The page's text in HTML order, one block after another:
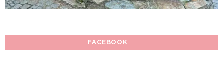
FACEBOOK